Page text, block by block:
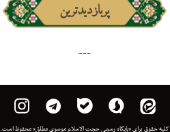
پربازدیدترین
---
کلیه حقوق برای «پایگاه رسمی حجت الاسلام موسوی مطلق» محفوظ است.